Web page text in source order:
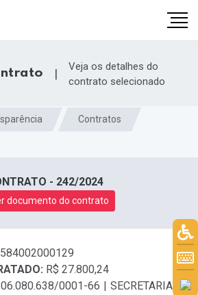
|
Veja os detalhes do
contrato selecionado
Contratos
- 242/2024
documento do contrato
R$ 27.800,24
06.080.638/0001-66 | SECRETARIA